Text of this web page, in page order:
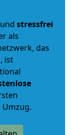
und stressfrei
als
das
ist